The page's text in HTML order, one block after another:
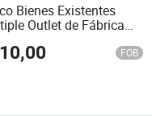
Bienes Existentes
Outlet de Fábrica
de Alta
10,00 FOB